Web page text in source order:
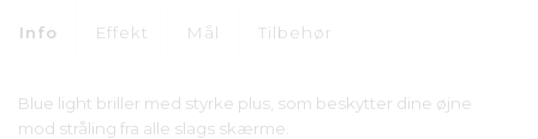
Info Effekt Mål Tilbehør
Blue light briller med styrke plus, som beskytter dine øjne
mod stråling fra alle slags skærme.